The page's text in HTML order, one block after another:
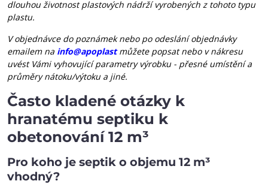
dlouhou životnost plastových nádrží vyrobených z tohoto typu
plastu.
V objednávce do poznámek nebo po odeslání objednávky
emailem na info@apoplast můžete popsat nebo v nákresu
uvést Vámi vyhovující parametry výrobku - přesné umístění a
průměry nátoku/výtoku a jiné.
Často kladené otázky k
hranatému septiku k
obetonování 12 m³
Pro koho je septik o objemu 12 m³
vhodný?